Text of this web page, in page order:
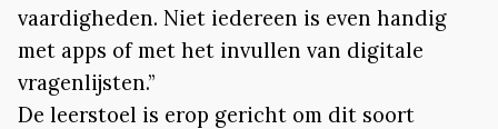
vaardigheden. Niet iedereen is even handig
met apps of met het invullen van digitale
vragenlijsten.”
De leerstoel is erop gericht om dit soort